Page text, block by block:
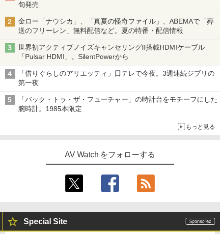
旬発売
金ロー「ナウシカ」、「真夏の怪奇ファイル」、ABEMAで「葬
送のフリーレン」無料配信など。夏の特番・配信情報
世界初アクティブノイズキャンセリングII搭載HDMIケーブル
「Pulsar HDMI」。SilentPowerから
「借りぐらしのアリエッティ」日テレで今夜。3週連続ジブリの
第一夜
「バック・トゥ・ザ・フューチャー」の時計台をモチーフにした
腕時計。1985本限定
もっと見る
AV Watch をフォローする
Special Site